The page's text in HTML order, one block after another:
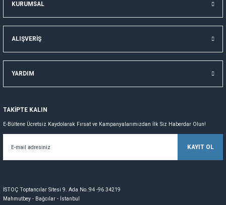
KURUMSAL
ALIŞVERİŞ
YARDIM
TAKİPTE KALIN
E-Bültene Ücretsiz Kaydolarak Fırsat ve Kampanyalarımızdan İlk Siz Haberdar Olun!
KAYIT OL
İSTOÇ Toptancılar Sitesi 9. Ada No.:94 -96 34219
Mahmutbey - Bağcılar - İstanbul